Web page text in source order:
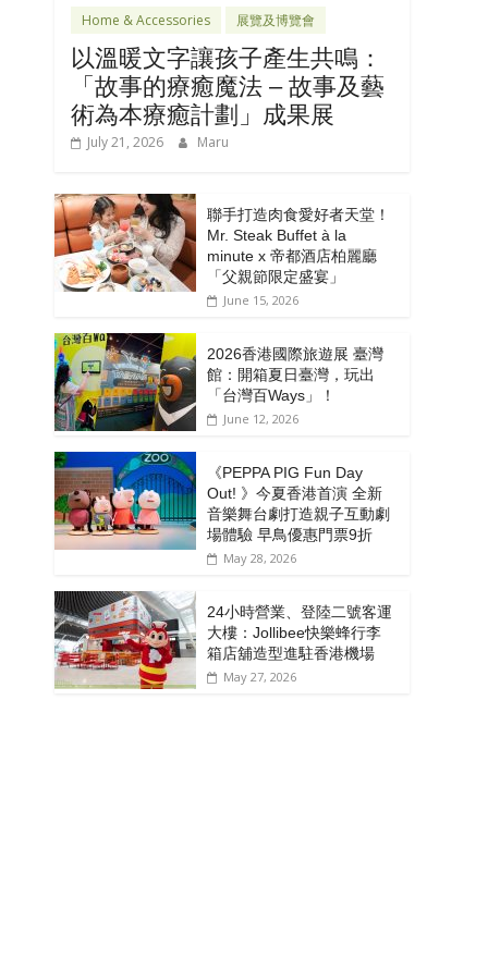
Home & Accessories 展覽及博覽會
以溫暖文字讓孩子產生共鳴：
「故事的療癒魔法 – 故事及藝
術為本療癒計劃」成果展
July 21, 2026 Maru
聯手打造肉食愛好者天堂！
Mr. Steak Buffet à la
minute x 帝都酒店柏麗廳
「⽗親節限定盛宴」
June 15, 2026
2026香港國際旅遊展 臺灣
館：開箱夏日臺灣，玩出
「台灣百Ways」！
June 12, 2026
《PEPPA PIG Fun Day
Out! 》今夏香港首演 全新
音樂舞台劇打造親子互動劇
場體驗 早鳥優惠門票9折
May 28, 2026
24小時營業、登陸二號客運
大樓：Jollibee快樂蜂行李
箱店舖造型進駐香港機場
May 27, 2026